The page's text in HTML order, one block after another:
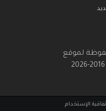
لموقع
الإستخدام